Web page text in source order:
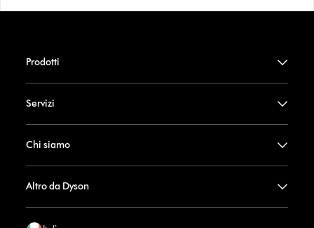
Prodotti
Servizi
Chi siamo
Altro da Dyson